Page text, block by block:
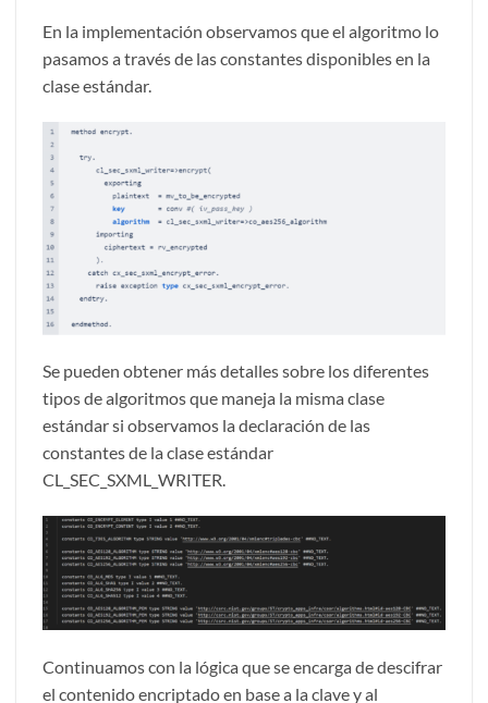
En la implementación observamos que el algoritmo lo
pasamos a través de las constantes disponibles en la
clase estándar.
Se pueden obtener más detalles sobre los diferentes
tipos de algoritmos que maneja la misma clase
estándar si observamos la declaración de las
constantes de la clase estándar
CL_SEC_SXML_WRITER.
Continuamos con la lógica que se encarga de descifrar
el contenido encriptado en base a la clave y al